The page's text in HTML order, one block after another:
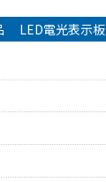
LED電光表示板